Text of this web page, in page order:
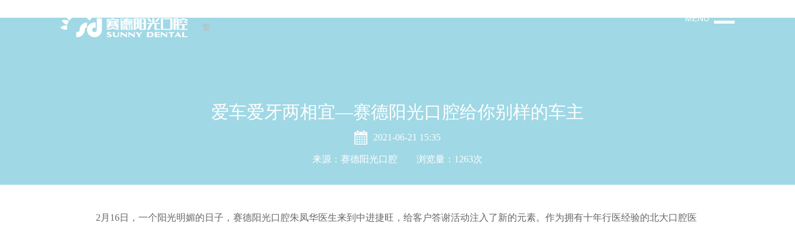
繁
MENU
爱车爱牙两相宜—赛德阳光口腔给你别样的车主
2021-06-21 15:35
来源：赛德阳光口腔 浏览量： 1263次
2月16日，一个阳光明媚的日子，赛德阳光口腔朱凤华医生来到中进捷旺，给客户答谢活动注入了新的元素。作为拥有十年行医经验的北大口腔医